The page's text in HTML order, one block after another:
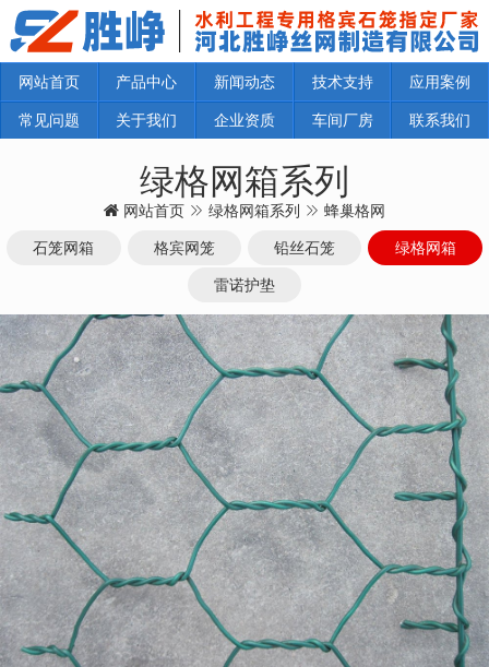
网站首页 产品中心 新闻动态 技术支持 应用案例
常见问题 关于我们 企业资质 车间厂房 联系我们
绿格网箱系列
网站首页 绿格网箱系列 蜂巢格网
石笼网箱 格宾网笼 铅丝石笼 绿格网箱
雷诺护垫